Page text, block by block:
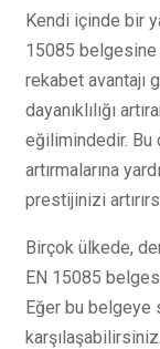
Kendi içinde bir
15085
rekabet avantajı
dayanıklılığı
eğilimindedir. Bu
artırmalarına
prestijinizi
Birçok ülkede,
EN 15085
Eğer bu belgeye